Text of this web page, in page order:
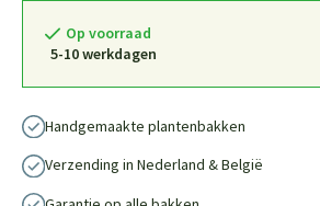
Op voorraad
5-10 werkdagen
Handgemaakte plantenbakken
Verzending in Nederland & België